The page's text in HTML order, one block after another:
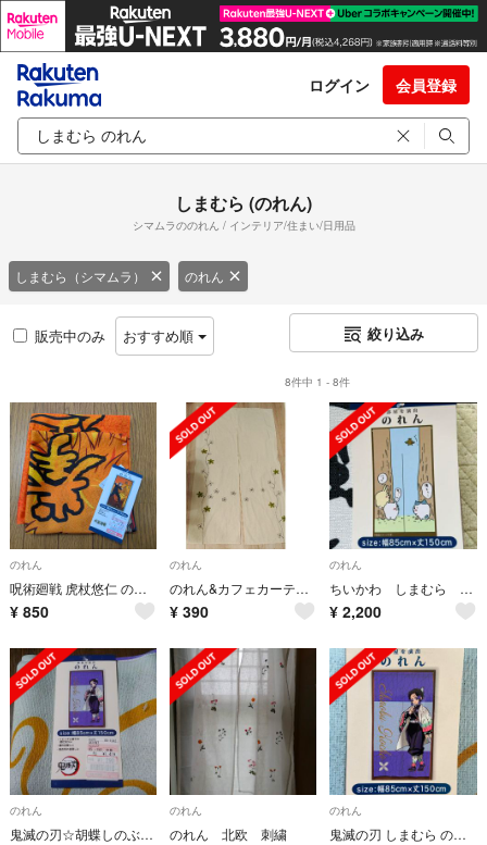
ログイン 会員登録
しまむら (のれん)
シマムラののれん / インテリア/住まい/日用品
しまむら（シマムラ） のれん
販売中のみ おすすめ順 絞り込み
8件中 1 - 8件
のれん
呪術廻戦 虎杖悠仁 のれん 暖簾 しまむら
¥ 850
のれん
のれん&カフェカーテン ２点セット
¥ 390
のれん
ちいかわ しまむら 暖簾 のれん カフェカーテン
¥ 2,200
のれん
鬼滅の刃☆胡蝶しのぶ のれん
のれん
のれん 北欧 刺繍
のれん
鬼滅の刃 しまむら のれん 胡蝶しのぶ